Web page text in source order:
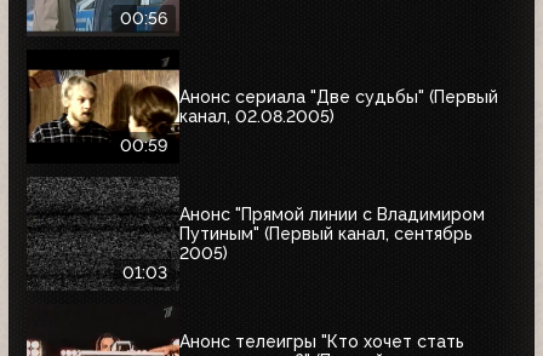
00:56
00:59
Анонс сериала "Две судьбы" (Первый
канал, 02.08.2005)
01:03
Анонс "Прямой линии с Владимиром
Путиным" (Первый канал, сентябрь
2005)
Анонс телеигры "Кто хочет стать